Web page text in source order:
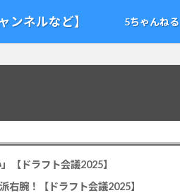
ンネルなど】 5ちゃんねる
【ドラフト会議2025】
右腕！【ドラフト会議2025】